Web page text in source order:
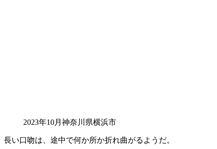
2023年10月神奈川県横浜市
長い口吻は、途中で何か所か折れ曲がるようだ。